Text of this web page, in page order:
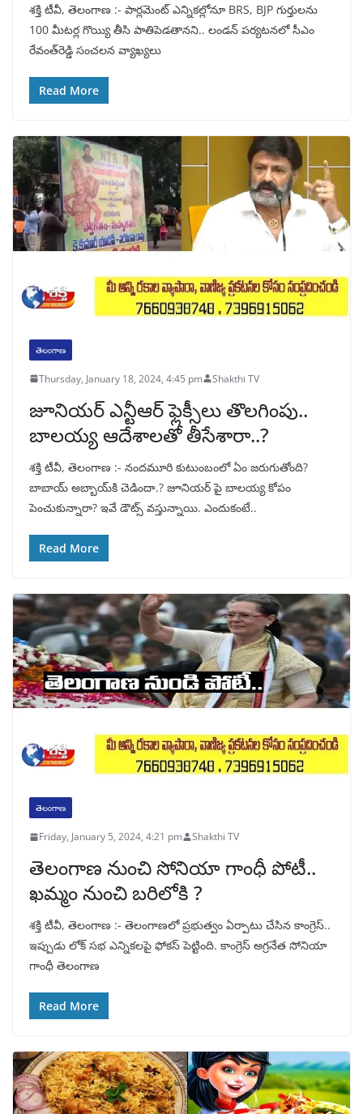
శక్తి టీవీ, తెలంగాణ :- పార్లమెంట్‌ ఎన్నికల్లోనూ BRS, BJP గుర్తులను
100 మీటర్ల గొయ్యి తీసి పాతిపెడతానని.. లండన్‌ పర్యటనలో సీఎం
రేవంత్‌రెడ్డి సంచలన వ్యాఖ్యలు
Read More
తెలంగాణ
Thursday, January 18, 2024, 4:45 pm Shakthi TV
జూనియర్ ఎన్టీఆర్ ఫ్లెక్సీలు తొలగింపు..
బాలయ్య ఆదేశాలతో తీసేశారా..?
శక్తి టీవీ, తెలంగాణ :- నందమూరి కుటుంబంలో ఏం జరుగుతోంది?
బాబాయ్‌ అబ్బాయ్‌కి చెడిందా.? జూనియర్ పై బాలయ్య కోపం
పెంచుకున్నారా? ఇవే డౌట్స్ వస్తున్నాయి. ఎందుకంటే..
Read More
తెలంగాణ
Friday, January 5, 2024, 4:21 pm Shakthi TV
తెలంగాణ నుంచి సోనియా గాంధీ పోటీ..
ఖమ్మం నుంచి బరిలోకి ?
శక్తి టీవీ, తెలంగాణ :- తెలంగాణలో ప్రభుత్వం ఏర్పాటు చేసిన కాంగ్రెస్..
ఇప్పుడు లోక్ సభ ఎన్నికలపై ఫోకస్ పెట్టింది. కాంగ్రెస్ అగ్రనేత సోనియా
గాంధీ తెలంగాణ
Read More